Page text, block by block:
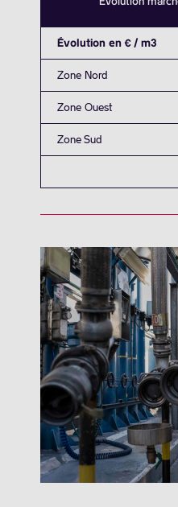
Évolution en € / m3
Zone Nord
Zone Ouest
Zone Sud